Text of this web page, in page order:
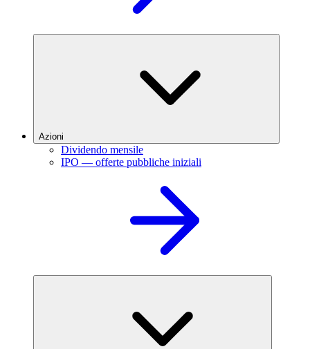
Azioni
Dividendo mensile
IPO — offerte pubbliche iniziali